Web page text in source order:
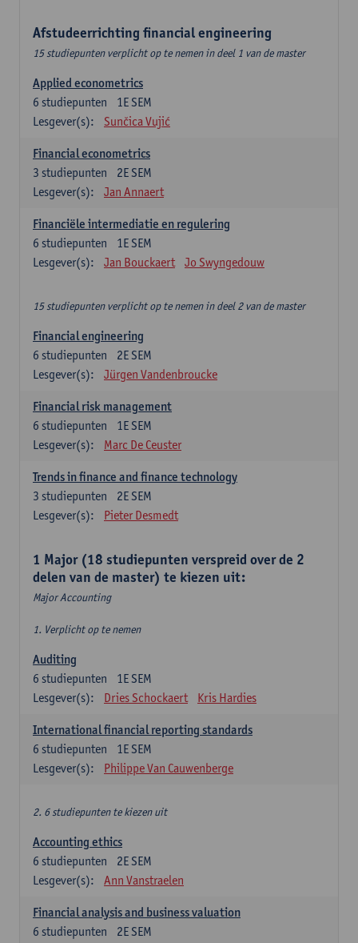
Afstudeerrichting financial engineering
15 studiepunten verplicht op te nemen in deel 1 van de master
Applied econometrics
1E SEM
6 studiepunten
Lesgever(s):
Sunčica Vujić
Financial econometrics
2E SEM
3 studiepunten
Lesgever(s):
Jan Annaert
Financiële intermediatie en regulering
1E SEM
6 studiepunten
Lesgever(s):
Jan Bouckaert Jo Swyngedouw
15 studiepunten verplicht op te nemen in deel 2 van de master
Financial engineering
2E SEM
6 studiepunten
Lesgever(s):
Jürgen Vandenbroucke
Financial risk management
1E SEM
6 studiepunten
Lesgever(s):
Marc De Ceuster
Trends in finance and finance technology
2E SEM
3 studiepunten
Lesgever(s):
Pieter Desmedt
1 Major (18 studiepunten verspreid over de 2
delen van de master) te kiezen uit:
Major Accounting
1. Verplicht op te nemen
Auditing
1E SEM
6 studiepunten
Lesgever(s):
Dries Schockaert Kris Hardies
International financial reporting standards
1E SEM
6 studiepunten
Lesgever(s):
Philippe Van Cauwenberge
2. 6 studiepunten te kiezen uit
Accounting ethics
2E SEM
6 studiepunten
Lesgever(s):
Ann Vanstraelen
Financial analysis and business valuation
2E SEM
6 studiepunten